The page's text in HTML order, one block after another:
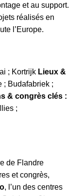
et au support.
réalisés en
l’Europe.
; Kortrijk Lieux &
; Budafabriek ;
& congrès clés :
;
de Flandre
et congrès,
, l’un des centres